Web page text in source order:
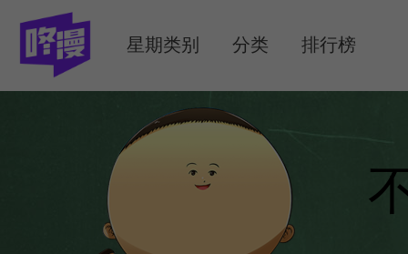
星期类别 分类 排行榜